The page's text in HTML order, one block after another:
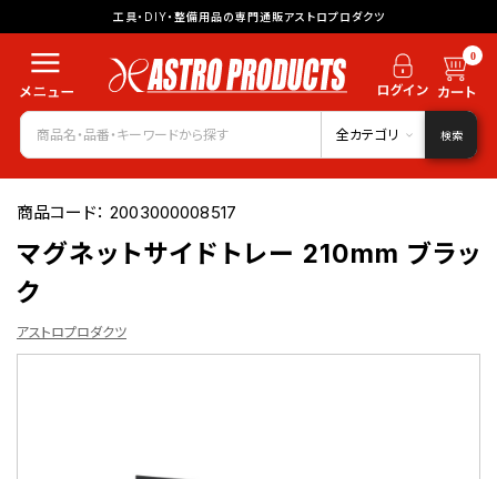
工具・DIY・整備用品の専門通販アストロプロダクツ
0
全カテゴリ 検索
商品コード：2003000008517
マグネットサイドトレー 210mm ブラッ
ク
アストロプロダクツ